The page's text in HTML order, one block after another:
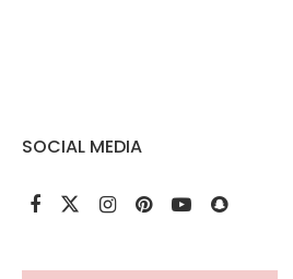
SOCIAL MEDIA